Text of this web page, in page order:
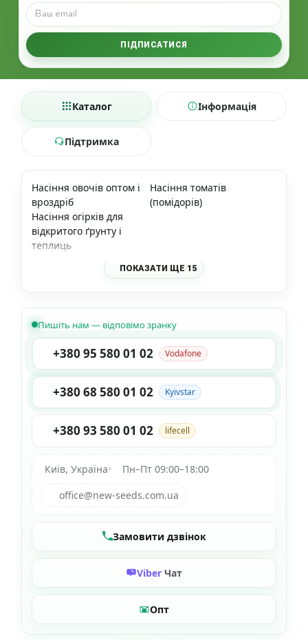
ПІДПИСАТИСЯ
Каталог Інформація
Підтримка
Насіння овочів оптом і
вроздріб
Насіння томатів
(помідорів)
Насіння огірків для
відкритого ґрунту і
теплиць
ПОКАЗАТИ ЩЕ 15
Пишіть нам — відповімо зранку
+380 95 580 01 02 Vodafone
+380 68 580 01 02 Kyivstar
+380 93 580 01 02 lifecell
Київ, Україна•
Пн–Пт 09:00–18:00
office@new-seeds.com.ua
Замовити дзвінок
Viber Чат
Опт